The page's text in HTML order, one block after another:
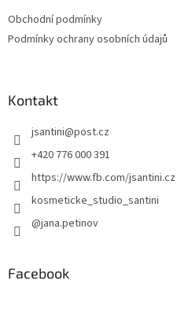
Obchodní podmínky
Podmínky ochrany osobních údajů
Kontakt
jsantini@post.cz
+420 776 000 391
https://www.fb.com/jsantini.cz
kosmeticke_studio_santini
@jana.petinov
Facebook